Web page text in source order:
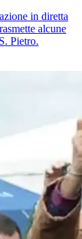
in diretta
alcune
Pietro.